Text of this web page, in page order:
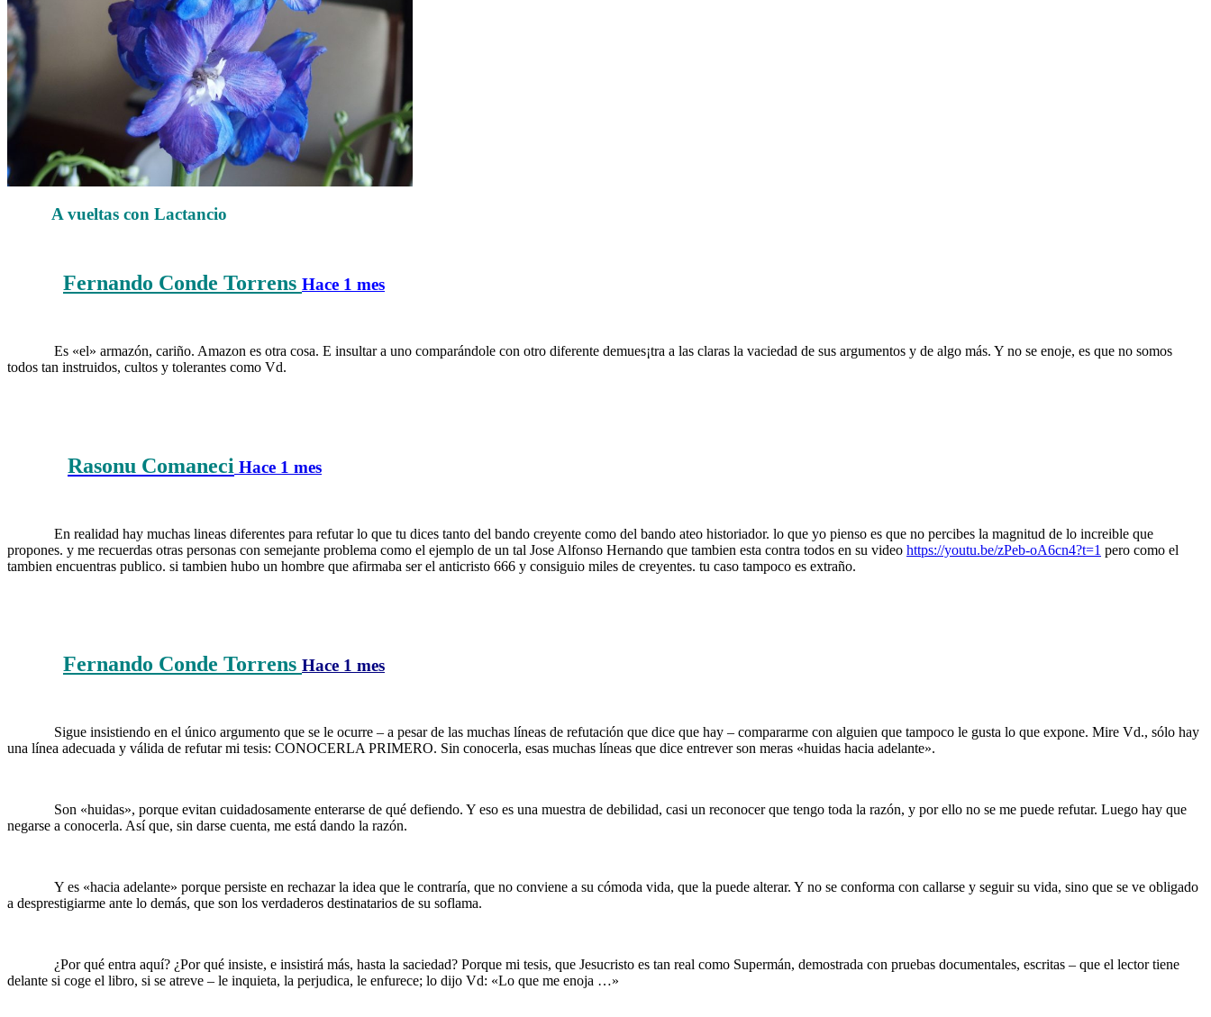
A vueltas con Lactancio
Fernando Conde Torrens Hace 1 mes
Es «el» armazón, cariño. Amazon es otra cosa. E insultar a uno comparándole con otro diferente demues¡tra a las claras la vaciedad de sus argumentos y de algo más. Y no se enoje, es que no somos
todos tan instruidos, cultos y tolerantes como Vd.
Rasonu Comaneci Hace 1 mes
En realidad hay muchas lineas diferentes para refutar lo que tu dices tanto del bando creyente como del bando ateo historiador. lo que yo pienso es que no percibes la magnitud de lo increible que
propones. y me recuerdas otras personas con semejante problema como el ejemplo de un tal Jose Alfonso Hernando que tambien esta contra todos en su video https://youtu.be/zPeb-oA6cn4?t=1 pero como el
tambien encuentras publico. si tambien hubo un hombre que afirmaba ser el anticristo 666 y consiguio miles de creyentes. tu caso tampoco es extraño.
Fernando Conde Torrens Hace 1 mes
Sigue insistiendo en el único argumento que se le ocurre – a pesar de las muchas líneas de refutación que dice que hay – compararme con alguien que tampoco le gusta lo que expone. Mire Vd., sólo hay
una línea adecuada y válida de refutar mi tesis: CONOCERLA PRIMERO. Sin conocerla, esas muchas líneas que dice entrever son meras «huidas hacia adelante».
Son «huidas», porque evitan cuidadosamente enterarse de qué defiendo. Y eso es una muestra de debilidad, casi un reconocer que tengo toda la razón, y por ello no se me puede refutar. Luego hay que
negarse a conocerla. Así que, sin darse cuenta, me está dando la razón.
Y es «hacia adelante» porque persiste en rechazar la idea que le contraría, que no conviene a su cómoda vida, que la puede alterar. Y no se conforma con callarse y seguir su vida, sino que se ve obligado
a desprestigiarme ante lo demás, que son los verdaderos destinatarios de su soflama.
¿Por qué entra aquí? ¿Por qué insiste, e insistirá más, hasta la saciedad? Porque mi tesis, que Jesucristo es tan real como Supermán, demostrada con pruebas documentales, escritas – que el lector tiene
delante si coge el libro, si se atreve – le inquieta, la perjudica, le enfurece; lo dijo Vd: «Lo que me enoja …»